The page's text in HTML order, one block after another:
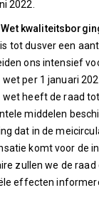
2022.
tot dusver een
ons intensief
per 1 januari
heeft de raad
middelen
dat in de
komt voor de
zullen we de raad
effecten